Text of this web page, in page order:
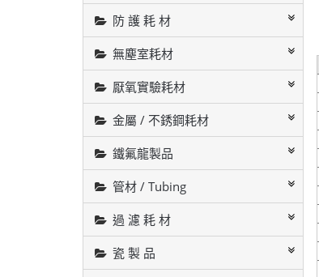
防 護 耗 材
無塵室耗材
厭氧實驗耗材
金屬 / 不銹鋼耗材
鐵氟龍製品
管材 / Tubing
過 濾 耗 材
瓷 製 品